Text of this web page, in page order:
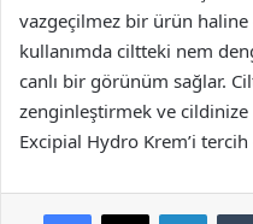
vazgeçilmez bir ürün
kullanımda ciltteki nem
canlı bir görünüm sağlar.
zenginleştirmek ve cildinize
Excipial Hydro Krem’i
Facebook
X